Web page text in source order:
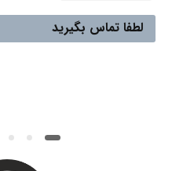
لطفا تماس بگیرید